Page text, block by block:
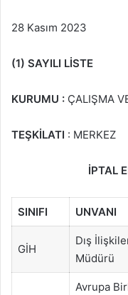
28 Kasım 2023
(1) SAYILI LİSTE
KURUMU : ÇALIŞMA
TEŞKİLATI : MERKEZ
İPTAL
SINIFI UNVANI
GİH
Dış
Müdürü
Avrupa